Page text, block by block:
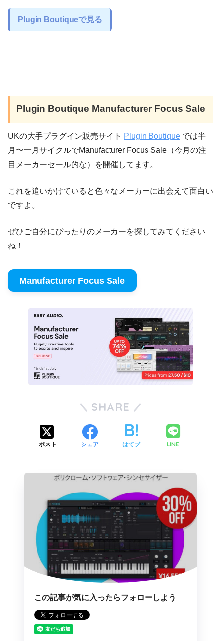
Plugin Boutiqueで見る
Plugin Boutique Manufacturer Focus Sale
UKの大手プラグイン販売サイト Plugin Boutique では半
月〜一月サイクルでManufacturer Focus Sale（今月の注
目メーカーセール的な）を開催してます。
これを追いかけていると色々なメーカーに出会えて面白い
ですよ。
ぜひご自分にぴったりのメーカーを探してみてください
ね！
Manufacturer Focus Sale
SHARE
ポスト シェア はてブ LINE
この記事が気に入ったらフォローしよう